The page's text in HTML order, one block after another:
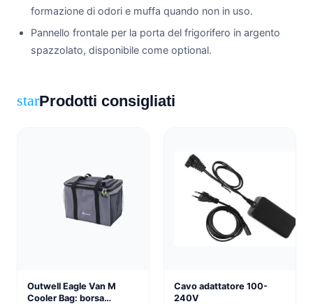
formazione di odori e muffa quando non in uso.
Pannello frontale per la porta del frigorifero in argento
spazzolato, disponibile come optional.
starProdotti consigliati
Outwell Eagle Van M
Cooler Bag: borsa
Cavo adattatore 100-
240V